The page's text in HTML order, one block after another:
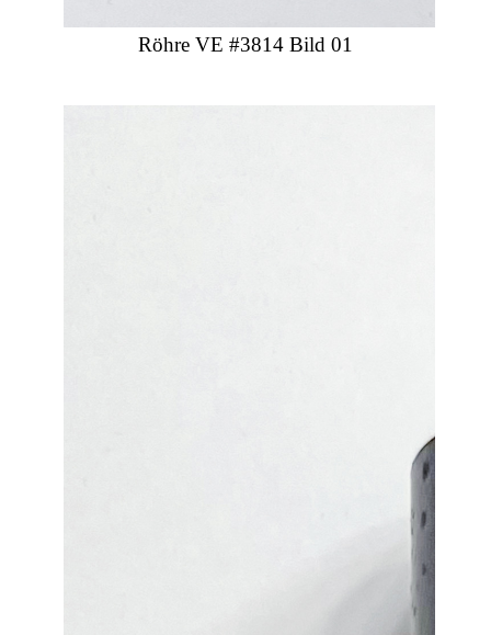
Röhre VE #3814 Bild 01